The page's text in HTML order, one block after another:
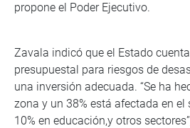
propone el Poder Ejecutivo.
Zavala indicó que el Estado
presupuestal para riesgos de
una inversión adecuada. “Se ha
zona y un 38% está afectada en el
10% en educación,y otros